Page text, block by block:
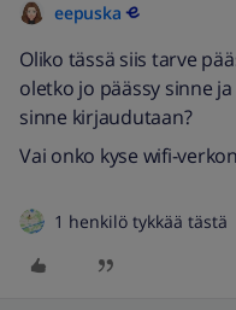
eepuska
Oliko tässä siis tarve
oletko jo päässy sinne
sinne kirjaudutaan?
Vai onko kyse wifi-
1 henkilö tykkää tästä